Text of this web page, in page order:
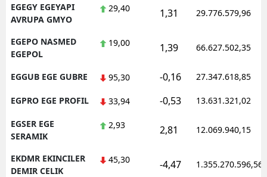
EGEGY EGEYAPI
AVRUPA GMYO
29,40 1,31 29.776.579,96
EGEPO NASMED
EGEPOL
19,00 1,39 66.627.502,35
EGGUB EGE GUBRE 95,30 -0,16 27.347.618,85
EGPRO EGE PROFIL 33,94 -0,53 13.631.321,02
EGSER EGE
SERAMIK
2,93 2,81 12.069.940,15
EKDMR EKINCILER
DEMIR CELIK
45,30 -4,47 1.355.270.596,56